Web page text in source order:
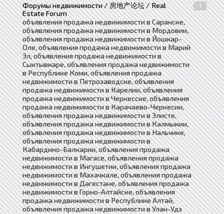
Форумы недвижимости / 房地产论坛 / Real
Estate Forum
1
объявления продажа недвижимости в Саранске,
объявления продажа недвижимости в Мордовии,
объявления продажа недвижимости в Йошкар-
Оле, объявления продажа недвижимости в Марий
Эл, объявления продажа недвижимости в
Сыктывкаре, объявления продажа недвижимости
в Республике Коми, объявления продажа
недвижимости в Петрозаводске, объявления
продажа недвижимости в Карелии, объявления
продажа недвижимости в Черкесске, объявления
продажа недвижимости в Карачаево-Черкесии,
объявления продажа недвижимости в Элисте,
объявления продажа недвижимости в Калмыкии,
объявления продажа недвижимости в Нальчике,
объявления продажа недвижимости в
Кабардино-Балкарии, объявления продажа
недвижимости в Магасе, объявления продажа
недвижимости в Ингушетии, объявления продажа
недвижимости в Махачкале, объявления продажа
недвижимости в Дагестане, объявления продажа
недвижимости в Горно-Алтайске, объявления
продажа недвижимости в Республике Алтай,
объявления продажа недвижимости в Улан-Удэ